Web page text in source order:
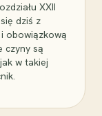
XXII
dziś z
obowiązkową
czyny są
w takiej